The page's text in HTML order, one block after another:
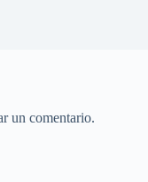
un comentario.